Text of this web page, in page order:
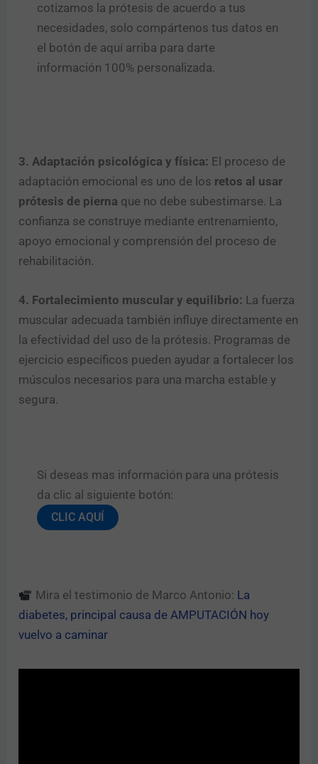
cotizamos la prótesis de acuerdo a tus
necesidades, solo compártenos tus datos en
el botón de aquí arriba para darte
información 100% personalizada.
3. Adaptación psicológica y física: El proceso de
adaptación emocional es uno de los retos al usar
prótesis de pierna que no debe subestimarse. La
confianza se construye mediante entrenamiento,
apoyo emocional y comprensión del proceso de
rehabilitación.
4. Fortalecimiento muscular y equilibrio: La fuerza
muscular adecuada también influye directamente en
la efectividad del uso de la prótesis. Programas de
ejercicio específicos pueden ayudar a fortalecer los
músculos necesarios para una marcha estable y
segura.
Si deseas mas información para una prótesis
da clic al siguiente botón:​
CLIC AQUÍ
Mira el testimonio de Marco Antonio: La
diabetes, principal causa de AMPUTACIÓN hoy
vuelvo a caminar